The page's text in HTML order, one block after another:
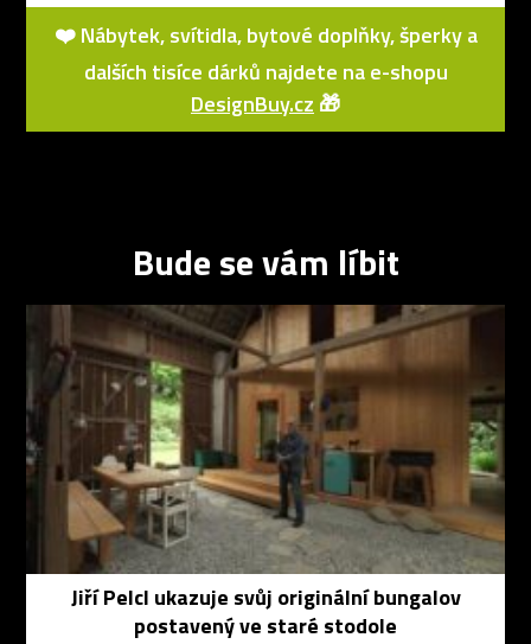
❤️ Nábytek, svítidla, bytové doplňky, šperky a
dalších tisíce dárků najdete na e-shopu
DesignBuy.cz 🎁
Bude se vám líbit
Jiří Pelcl ukazuje svůj originální bungalov
postavený ve staré stodole